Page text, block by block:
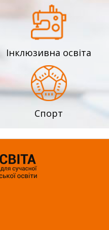
Інклюзивна освіта
Спорт